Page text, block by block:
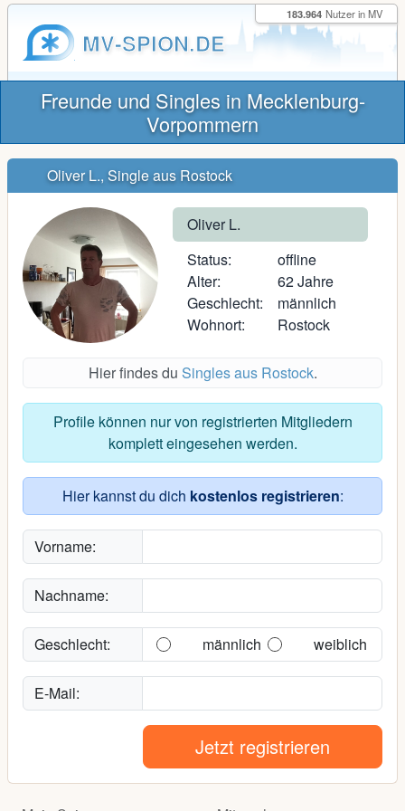
MV-SPION.DE
183.964 Nutzer in MV
Freunde und Singles in Mecklenburg-
Vorpommern
Oliver L., Single aus Rostock
Oliver L.
Status:
offline
Alter:
62 Jahre
Geschlecht:
männlich
Wohnort:
Rostock
Hier findes du Singles aus Rostock.
Profile können nur von registrierten Mitgliedern
komplett eingesehen werden.
Hier kannst du dich kostenlos registrieren:
Vorname:
Nachname:
Geschlecht: männlich weiblich
E-Mail:
Jetzt registrieren